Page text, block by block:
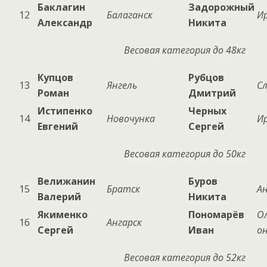
12
Баклагин
Александр
Балаганск
Задорожный
Никита
Весовая категория до 48кг
13
Купцов
Роман
Янгель
Рубцов
Дмитрий
14
Истипенко
Евгений
Новочунка
Черных
Сергей
Весовая категория до 50кг
15
Велижанин
Валерий
Братск
Буров
Никита
16
Якименко
Сергей
Ангарск
Пономарёв
Иван
Весовая категория до 52кг